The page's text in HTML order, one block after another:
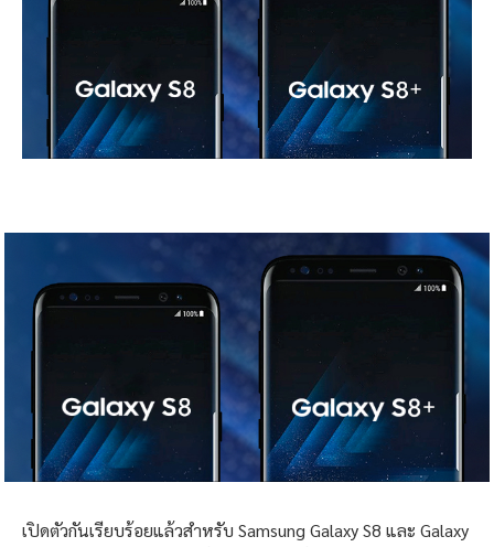
เปิดตัวกันเรียบร้อยแล้วสำหรับ Samsung Galaxy S8 และ Galaxy